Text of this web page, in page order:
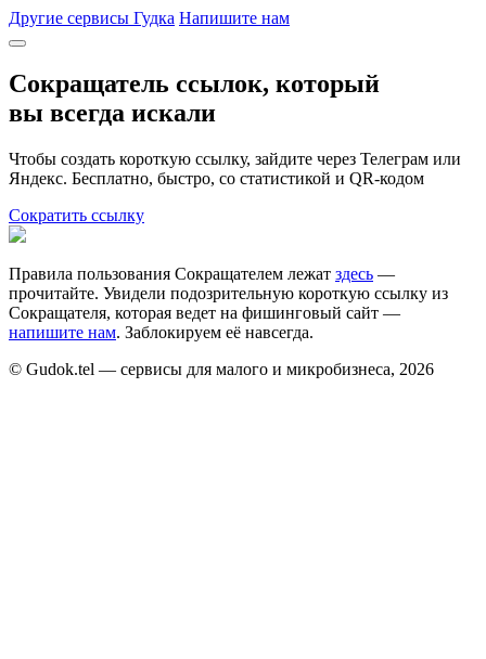
Другие сервисы Гудка Напишите нам
Сокращатель ссылок, который
вы всегда искали
Чтобы создать короткую ссылку, зайдите через Телеграм или
Яндекс. Бесплатно, быстро, со статистикой и QR-кодом
Сократить ссылку
Правила пользования Cокращателем лежат здесь —
прочитайте. Увидели подозрительную короткую ссылку из
Сокращателя, которая ведет на фишинговый сайт —
напишите нам. Заблокируем её навсегда.
© Gudok.tel — сервисы для малого и микробизнеса, 2026